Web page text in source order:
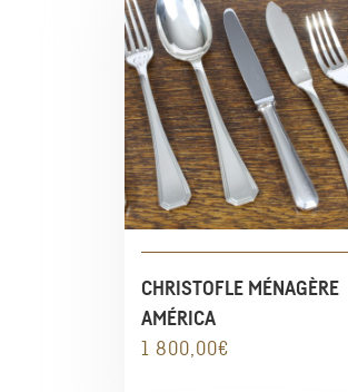
CHRISTOFLE MÉNAGÈRE
AMÉRICA
1 800,00€